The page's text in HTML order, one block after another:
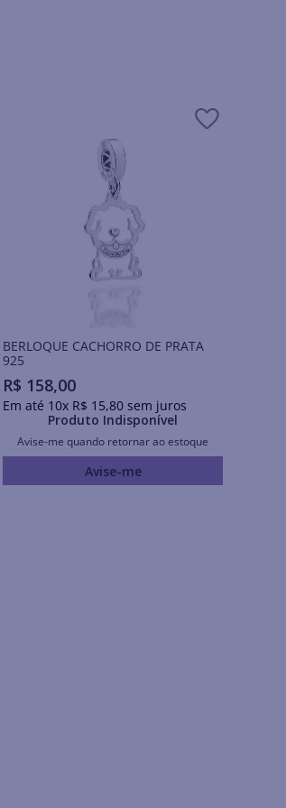
BERLOQUE CACHORRO DE PRATA
925
R$ 158,00
Em até 10x R$ 15,80 sem juros
Produto Indisponível
Avise-me quando retornar ao estoque
Avise-me